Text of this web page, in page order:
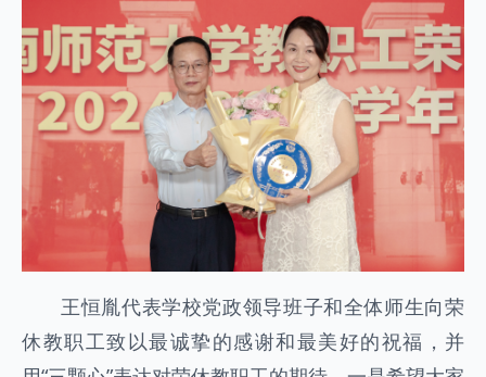
王恒胤代表学校党政领导班子和全体师生向荣
休教职工致以最诚挚的感谢和最美好的祝福，并